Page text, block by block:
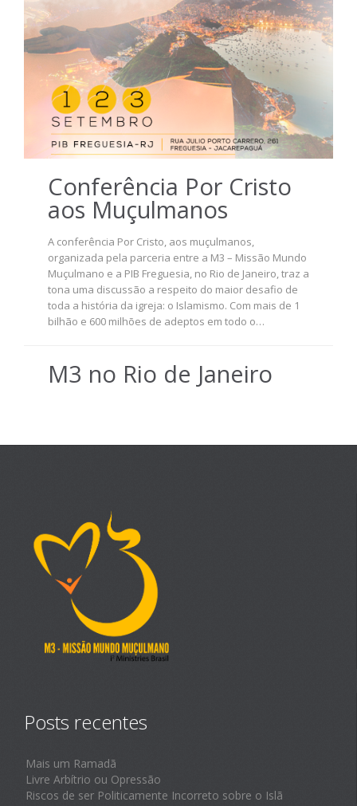
Conferência Por Cristo
aos Muçulmanos
A conferência Por Cristo, aos muçulmanos,
organizada pela parceria entre a M3 – Missão Mundo
Muçulmano e a PIB Freguesia, no Rio de Janeiro, traz a
tona uma discussão a respeito do maior desafio de
toda a história da igreja: o Islamismo. Com mais de 1
bilhão e 600 milhões de adeptos em todo o…
M3 no Rio de Janeiro
Posts recentes
Mais um Ramadã
Livre Arbítrio ou Opressão
Riscos de ser Politicamente Incorreto sobre o Islã